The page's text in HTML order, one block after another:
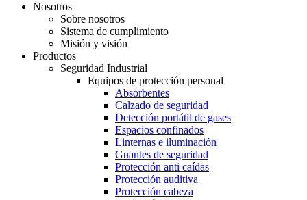
Nosotros
Sobre nosotros
Sistema de cumplimiento
Misión y visión
Productos
Seguridad Industrial
Equipos de protección personal
Absorbentes
Calzado de seguridad
Detección portátil de gases
Espacios confinados
Linternas e iluminación
Guantes de seguridad
Protección anti caídas
Protección auditiva
Protección cabeza